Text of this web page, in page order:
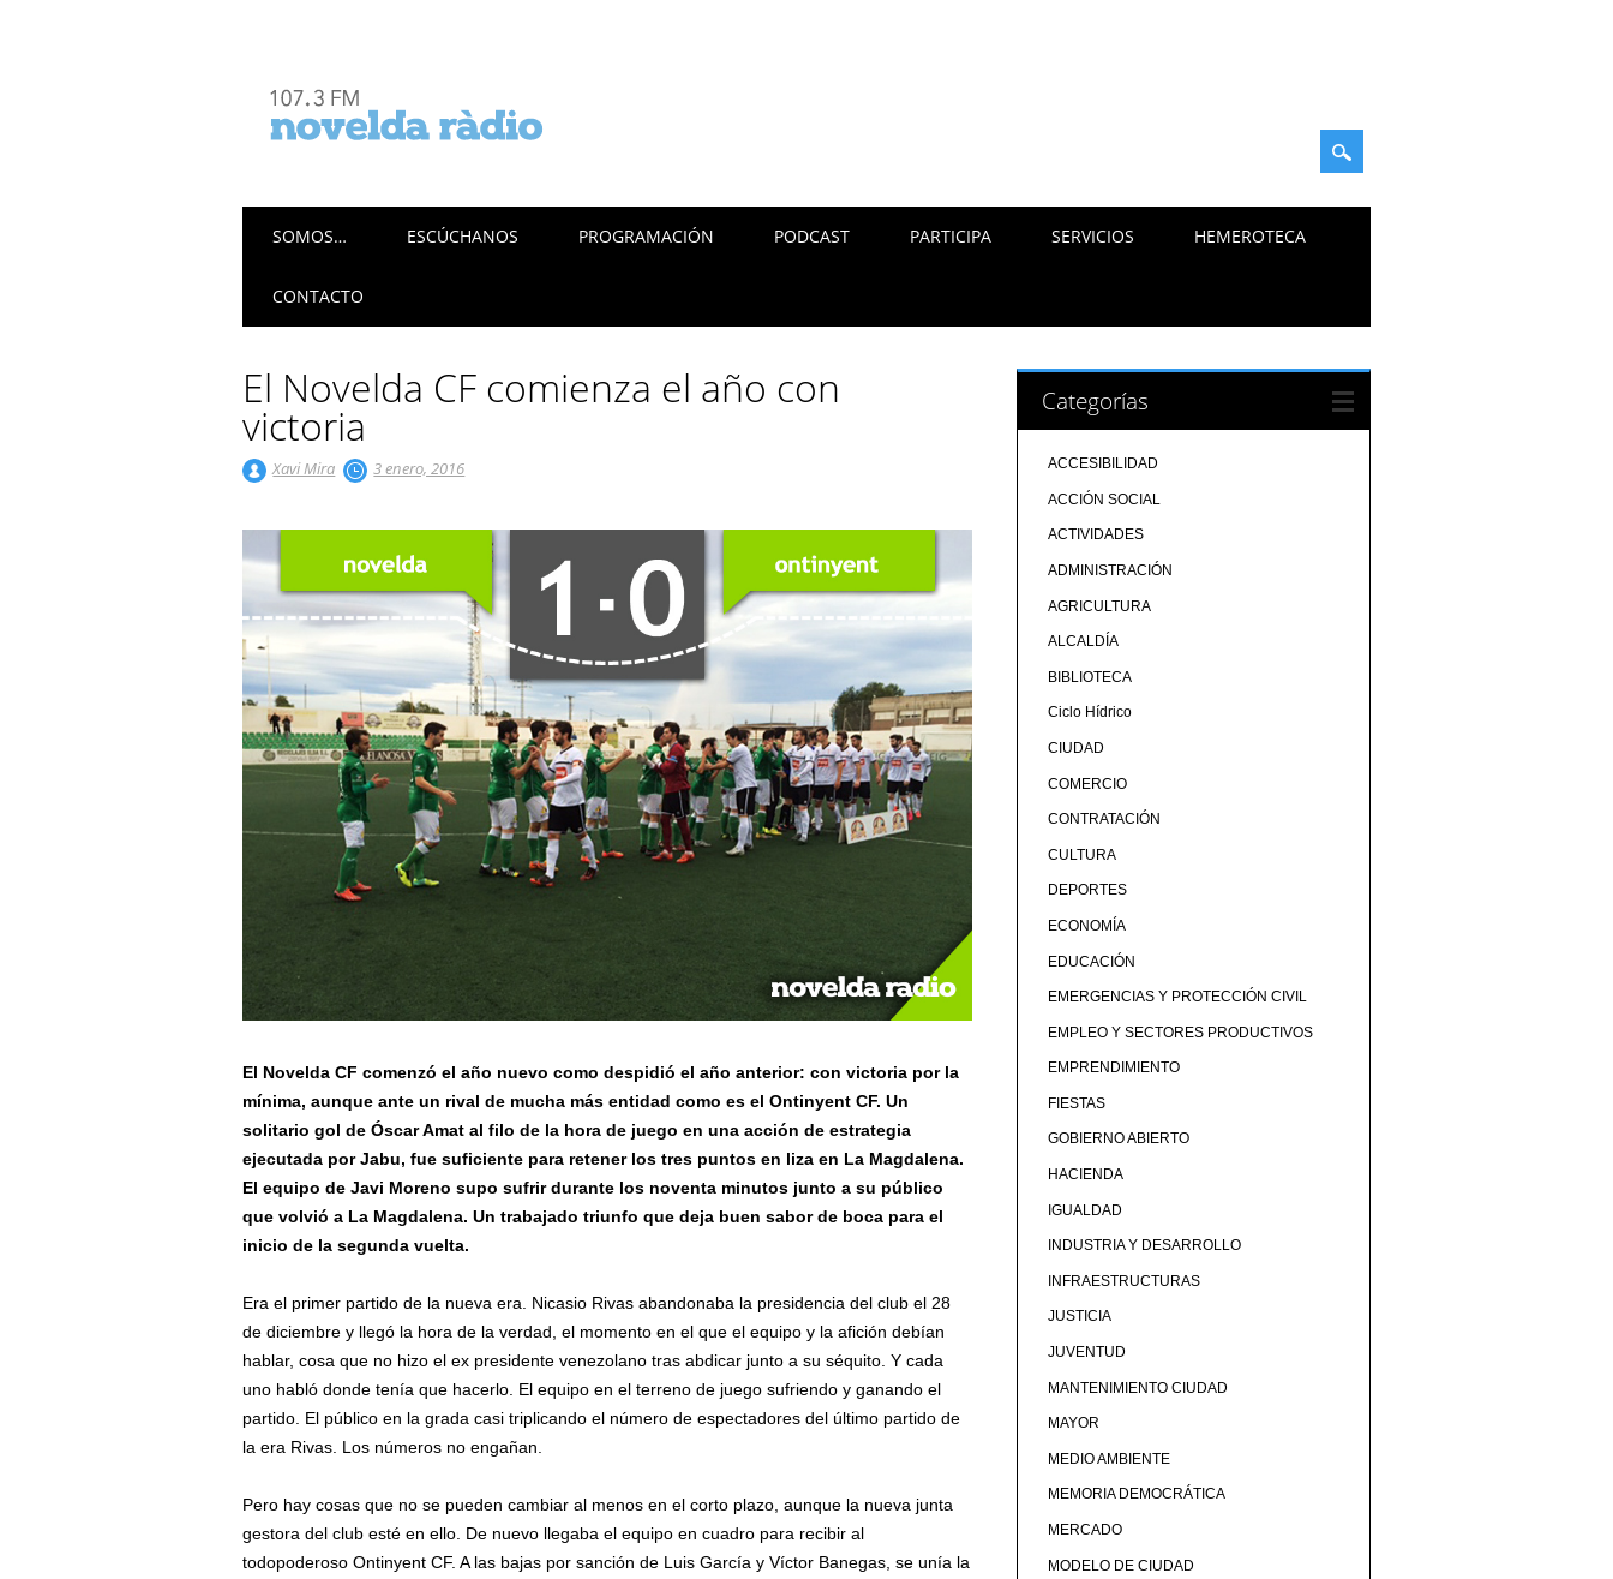
Menú principal
SOMOS… ESCÚCHANOS PROGRAMACIÓN PODCAST PARTICIPA SERVICIOS HEMEROTECA
CONTACTO
El Novelda CF comienza el año con
victoria
Xavi Mira 3 enero, 2016
El Novelda CF comenzó el año nuevo como despidió el año anterior: con victoria por la
mínima, aunque ante un rival de mucha más entidad como es el Ontinyent CF. Un
solitario gol de Óscar Amat al filo de la hora de juego en una acción de estrategia
ejecutada por Jabu, fue suficiente para retener los tres puntos en liza en La Magdalena.
El equipo de Javi Moreno supo sufrir durante los noventa minutos junto a su público
que volvió a La Magdalena. Un trabajado triunfo que deja buen sabor de boca para el
inicio de la segunda vuelta.
Era el primer partido de la nueva era. Nicasio Rivas abandonaba la presidencia del club el 28
de diciembre y llegó la hora de la verdad, el momento en el que el equipo y la afición debían
hablar, cosa que no hizo el ex presidente venezolano tras abdicar junto a su séquito. Y cada
uno habló donde tenía que hacerlo. El equipo en el terreno de juego sufriendo y ganando el
partido. El público en la grada casi triplicando el número de espectadores del último partido de
la era Rivas. Los números no engañan.
Pero hay cosas que no se pueden cambiar al menos en el corto plazo, aunque la nueva junta
gestora del club esté en ello. De nuevo llegaba el equipo en cuadro para recibir al
todopoderoso Ontinyent CF. A las bajas por sanción de Luis García y Víctor Banegas, se unía la
Categorías
ACCESIBILIDAD
ACCIÓN SOCIAL
ACTIVIDADES
ADMINISTRACIÓN
AGRICULTURA
ALCALDÍA
BIBLIOTECA
Ciclo Hídrico
CIUDAD
COMERCIO
CONTRATACIÓN
CULTURA
DEPORTES
ECONOMÍA
EDUCACIÓN
EMERGENCIAS Y PROTECCIÓN CIVIL
EMPLEO Y SECTORES PRODUCTIVOS
EMPRENDIMIENTO
FIESTAS
GOBIERNO ABIERTO
HACIENDA
IGUALDAD
INDUSTRIA Y DESARROLLO
INFRAESTRUCTURAS
JUSTICIA
JUVENTUD
MANTENIMIENTO CIUDAD
MAYOR
MEDIO AMBIENTE
MEMORIA DEMOCRÁTICA
MERCADO
MODELO DE CIUDAD